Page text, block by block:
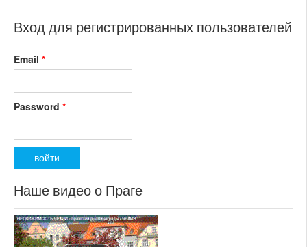
Вход для регистрированных пользователей
Email *
Password *
Наше видео о Праге